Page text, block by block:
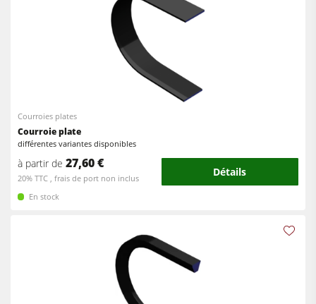
Plaqueuses de chants
Ponceuses à larges bandes
Ponceuses longue-bande et ponceuses de chants
Machine à brosser et ponceuse à brosse
Scies à ruban
Perceuses/Mortaiseuses
Scies à panneaux
Presses à briquettes
Groupe d'aspiration avec filtration à sac
Groupe d'aspiration à air purifié
Scies circulaires-toupies
Machines combinées
Centres d’usinage-CNC
Machine à brosser
Scies à ruban
Perceuses/Mortaiseuses
Presses à briquettes
Groupes d'aspiration
Courroies plates
Courroie plate
différentes variantes disponibles
à partir de 27,60 €
20% TTC , frais de port non inclus Détails
En stock